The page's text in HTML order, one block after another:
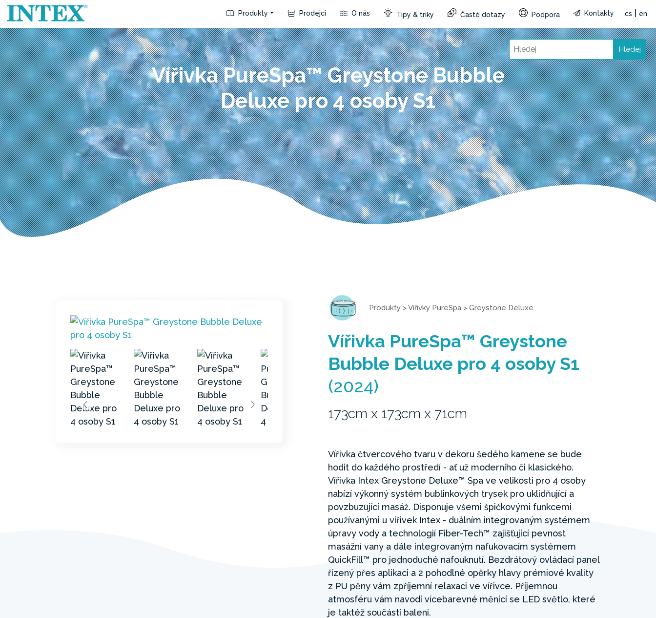
Produkty Prodejci O nás Tipy & triky Časté dotazy Podpora Kontakty cs en
Hledej
Vířivka PureSpa™ Greystone Bubble
Deluxe pro 4 osoby S1
Produkty >Vířivky PureSpa > Greystone Deluxe
Vířivka PureSpa™ Greystone
Bubble Deluxe pro 4 osoby S1
(2024)
173cm x 173cm x 71cm
Vířivka čtvercového tvaru v dekoru šedého kamene se bude
hodit do každého prostředí - ať už moderního či klasického.
Vířivka Intex Greystone Deluxe™ Spa ve velikosti pro 4 osoby
nabízí výkonný systém bublinkových trysek pro uklidňující a
povzbuzující masáž. Disponuje všemi špičkovými funkcemi
používanými u vířivek Intex - duálním integrovaným systémem
úpravy vody a technologií Fiber-Tech™ zajišťující pevnost
masážní vany a dále integrovaným nafukovacím systémem
QuickFill™ pro jednoduché nafouknutí. Bezdrátový ovládací panel
řízený přes aplikaci a 2 pohodlné opěrky hlavy prémiové kvality
z PU pěny vám zpříjemní relaxaci ve vířivce. Příjemnou
atmosféru vám navodí vícebarevné měnící se LED světlo, které
je taktéž součástí balení.